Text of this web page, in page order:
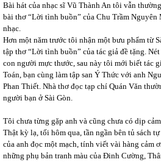
Bài hát của nhạc sĩ Vũ Thành An tôi vẫn
bài thơ “Lời tình buồn” của Chu Trầm Nguyên
nhạc.
Hơn một năm trước tôi nhận một bưu phẩm từ
tập thơ “Lời tình buồn” của tác giả đề tặng.
con người mực thước, sau này tôi mới biết tác
Toán, bạn cùng làm tập san Ý Thức với anh
Phan Thiết. Nhà thơ đọc tạp chí Quán Văn
người bạn ở Sài Gòn.
Tôi chưa từng gặp anh và cũng chưa có dịp
Thật kỳ lạ, tối hôm qua, tần ngần bên tủ sách
của anh đọc một mạch, tính viết vài hàng cảm
những phụ bản tranh màu của Đinh Cường,